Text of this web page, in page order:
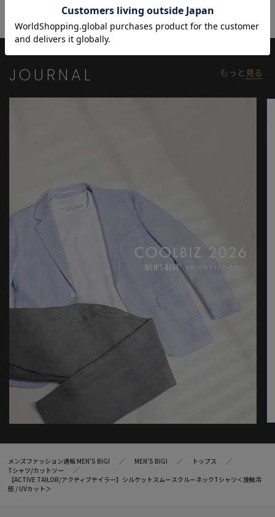
後ろの襟を少し高めの設計にすることで、ジャケットの襟ぐりを
汗や皮脂から守ります。
丈夫で高級感のあるスムース生地が、長時間の着用でも快適さを
す。
【ACTIVE TAILOR】
よさとスマートさを兼ね備えた多彩な着こなしを提案していま
モデル:身長:185cm バスト:90cm ウエスト:77cm ヒップ:92cm 着
用サイズ:03(L)
※照明・光の加減、PCやスマートフォンなどの環境により、製品
と画像のカラーの見え方が異なる場合がございます。
※画像はサンプルのため、色味やサイズ等の仕様が変更になる場
※サイズは弊社規定の採寸によって記載しておりますが、若干の
個体差が生じる場合がございます。
JOURNAL もっと 見る
メンズファッション通販 MEN'S BIGI MEN’S BIGI
トップス
Tシャツ/カットソー
【ACTIVE TAILOR/アクティブテイラー】シルケットスムースクルーネックTシャツ＜接触冷
感 / UVカット＞